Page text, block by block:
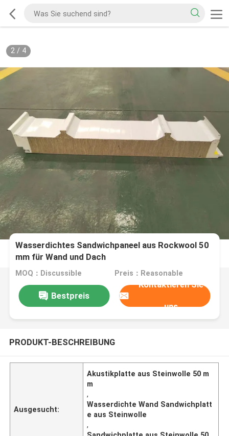
2/ 4
Wasserdichtes Sandwichpaneel aus Rockwool 50
mm für Wand und Dach
MOQ：Discussible Preis：Reasonable
Bestpreis
Kontaktieren Sie
uns
PRODUKT-BESCHREIBUNG
Ausgesucht:
Akustikplatte aus Steinwolle 50 m
m
,
Wasserdichte Wand Sandwichplatt
e aus Steinwolle
,